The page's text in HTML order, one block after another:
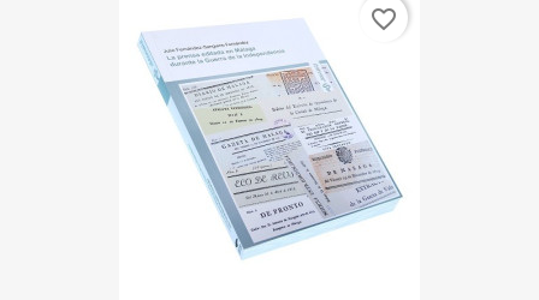
favorite_border